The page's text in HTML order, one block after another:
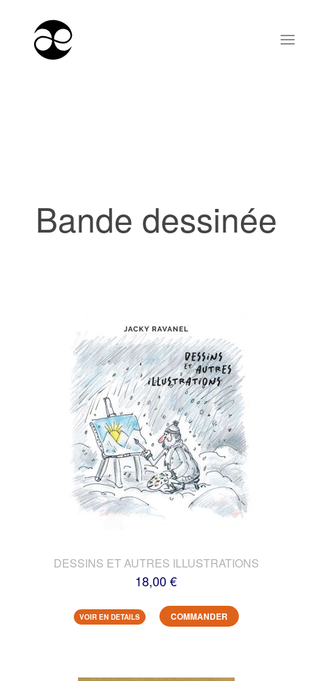
Bande dessinée
DESSINS ET AUTRES ILLUSTRATIONS
18,00 €
VOIR EN DETAILS COMMANDER